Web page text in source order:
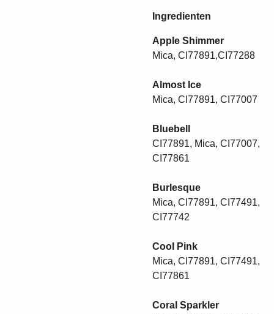
Ingredienten
Apple Shimmer
Mica, CI77891,CI77288
Almost Ice
Mica, CI77891, CI77007
Bluebell
CI77891, Mica, CI77007,
CI77861
Burlesque
Mica, CI77891, CI77491,
CI77742
Cool Pink
Mica, CI77891, CI77491,
CI77861
Coral Sparkler